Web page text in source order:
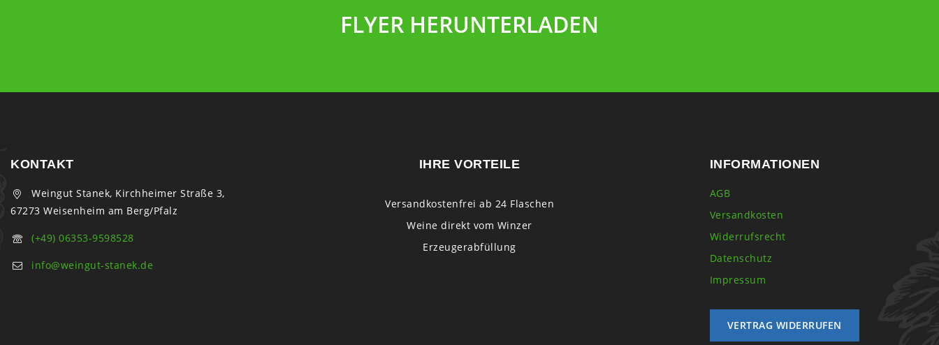
FLYER HERUNTERLADEN
KONTAKT
Weingut Stanek, Kirchheimer Straße 3,
67273 Weisenheim am Berg/Pfalz
(+49) 06353-9598528
info@weingut-stanek.de
IHRE VORTEILE
Versandkostenfrei ab 24 Flaschen
Weine direkt vom Winzer
Erzeugerabfüllung
INFORMATIONEN
AGB
Versandkosten
Widerrufsrecht
Datenschutz
Impressum
VERTRAG WIDERRUFEN